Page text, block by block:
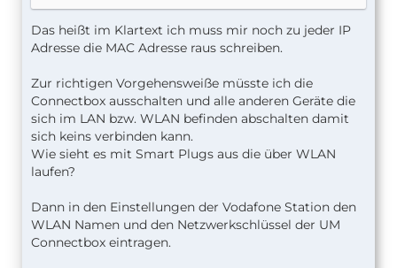
Das heißt im Klartext ich muss mir noch zu jeder IP
Adresse die MAC Adresse raus schreiben.
Zur richtigen Vorgehensweiße müsste ich die
Connectbox ausschalten und alle anderen Geräte die
sich im LAN bzw. WLAN befinden abschalten damit
sich keins verbinden kann.
Wie sieht es mit Smart Plugs aus die über WLAN
laufen?
Dann in den Einstellungen der Vodafone Station den
WLAN Namen und den Netzwerkschlüssel der UM
Connectbox eintragen.